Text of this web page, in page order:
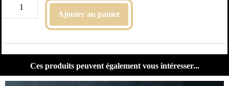
Ajouter au panier
Ces produits peuvent également vous intéresser...